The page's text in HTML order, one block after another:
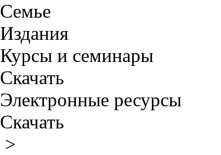
Семье
Издания
Курсы и семинары
Скачать
Электронные ресурсы
Скачать
>